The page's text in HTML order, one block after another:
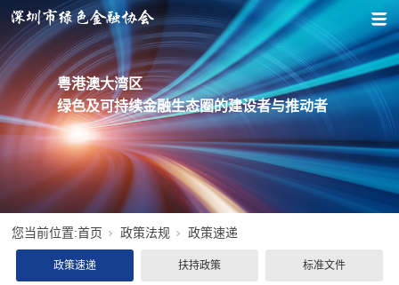
粤港澳大湾区
绿色及可持续金融生态圈的建设者与推动者
您当前位置:首页 政策法规 政策速递
政策速递 扶持政策 标准文件